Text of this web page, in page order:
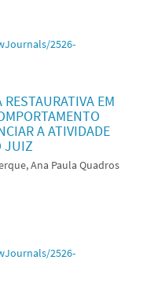
2526-
EM
A ATIVIDADE
JUIZ
Ana Paula Quadros
2526-